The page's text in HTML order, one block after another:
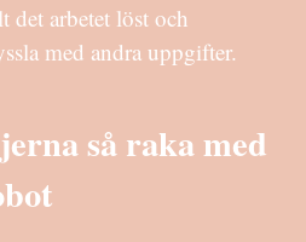
det arbetet löst och
med andra uppgifter.
så raka med